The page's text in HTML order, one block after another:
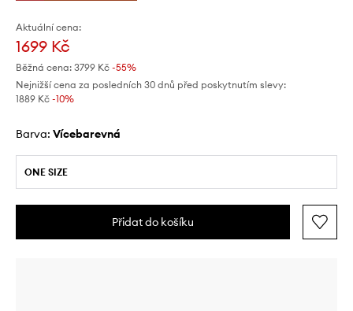
Aktuální cena:
1699 Kč
Běžná cena: 3799 Kč -55%
Nejnižší cena za posledních 30 dnů před poskytnutím slevy:
1889 Kč -10%
Barva: vícebarevná
ONE SIZE
Přidat do košíku